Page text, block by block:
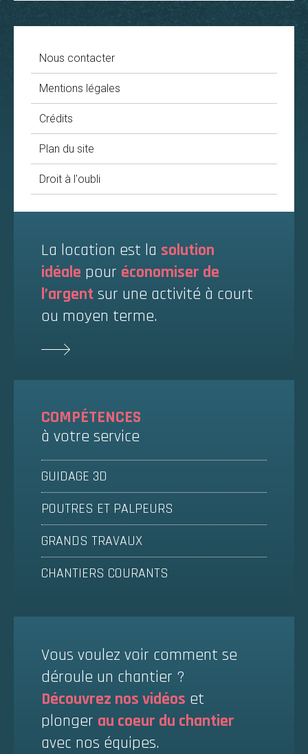
Nous contacter
Mentions légales
Crédits
Plan du site
Droit à l'oubli
La location est la solution
idéale pour économiser de
l’argent sur une activité à court
ou moyen terme.
COMPÉTENCES
à votre service
GUIDAGE 3D
POUTRES ET PALPEURS
GRANDS TRAVAUX
CHANTIERS COURANTS
Vous voulez voir comment se
déroule un chantier ?
Découvrez nos vidéos et
plonger au coeur du chantier
avec nos équipes.